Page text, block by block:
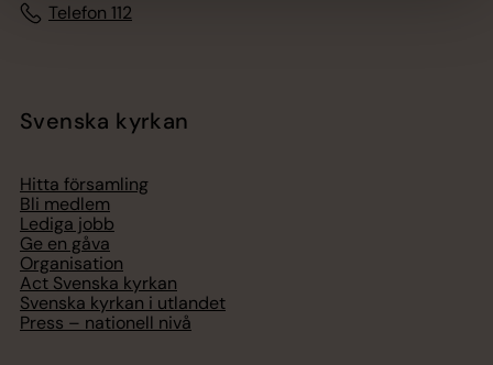
Telefon 112
Svenska kyrkan
Hitta församling
Bli medlem
Lediga jobb
Ge en gåva
Organisation
Act Svenska kyrkan
Svenska kyrkan i utlandet
Press – nationell nivå